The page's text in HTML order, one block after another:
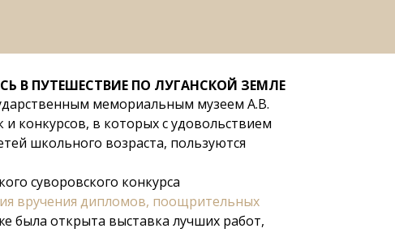
В ПУТЕШЕСТВИЕ ПО ЛУГАНСКОЙ ЗЕМЛЕ
мемориальным музеем А.В.
и конкурсов, в которых с удовольствием
школьного возраста, пользуются
суворовского конкурса
вручения дипломов, поощрительных
была открыта выставка лучших работ,